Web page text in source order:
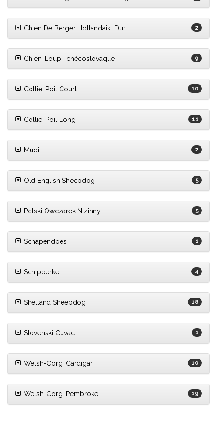
Chien De Berger Hollandaisl Dur 2
Chien-Loup Tchécoslovaque 9
Collie, Poil Court 10
Collie, Poil Long 11
Mudi 2
Old English Sheepdog 5
Polski Owczarek Nizinny 5
Schapendoes 1
Schipperke 4
Shetland Sheepdog 18
Slovenski Cuvac 1
Welsh-Corgi Cardigan 10
Welsh-Corgi Pembroke 19